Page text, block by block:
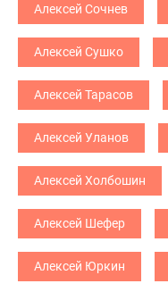
Алексей Сочнев
Алексей Сушко
Алексей Тарасов
Алексей Уланов
Алексей Холбошин
Алексей Шефер
Алексей Юркин